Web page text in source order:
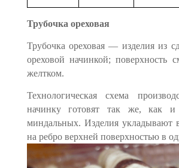
Трубочка ореховая
Трубочка ореховая — изделия из
ореховой начинкой; поверхность
желтком.
Технологическая схема
начинку готовят так же, как и
миндальных. Изделия укладывают
на ребро верхней поверхностью в